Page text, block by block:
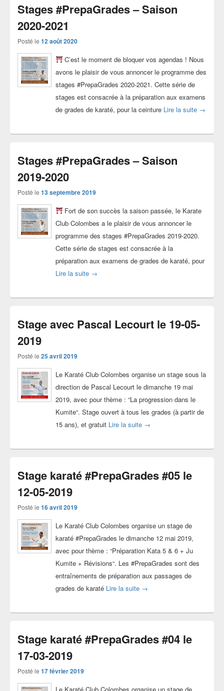
Stages #PrepaGrades – Saison
2020-2021
Posté le 12 août 2020
C’est le moment de bloquer vos agendas ! Nous
avons le plaisir de vous annoncer le programme des
stages #PrepaGrades 2020-2021. Cette série de
stages est consacrée à la préparation aux examens
de grades de karaté, pour la ceinture Lire la suite Stages
→
Stages #PrepaGrades – Saison
2019-2020
Posté le 13 septembre 2019
Fort de son succès la saison passée, le Karate
Club Colombes a le plaisir de vous annoncer le
programme des stages #PrepaGrades 2019-2020.
Cette série de stages est consacrée à la
préparation aux examens de grades de karaté, pour
Lire la suite Stages #PrepaGrades – Saison 2019-2020
→
Stage avec Pascal Lecourt le 19-05-
2019
Posté le 25 avril 2019
Le Karaté Club Colombes organise un stage sous la
direction de Pascal Lecourt le dimanche 19 mai
2019, avec pour thème : “La progression dans le
Kumite“. Stage ouvert à tous les grades (à partir de
15 ans), et gratuit Lire la suite Stage avec Pascal Lecourt
→
Stage karaté #PrepaGrades #05 le
12-05-2019
Posté le 16 avril 2019
Le Karaté Club Colombes organise un stage de
karaté #PrepaGrades le dimanche 12 mai 2019,
avec pour thème : “Préparation Kata 5 & 6 + Ju
Kumite + Révisions“. Les #PrepaGrades sont des
entraînements de préparation aux passages de
grades de karaté Lire la suite Stage karaté
→
Stage karaté #PrepaGrades #04 le
17-03-2019
Posté le 17 février 2019
Le Karaté Club Colombes organise un stage de